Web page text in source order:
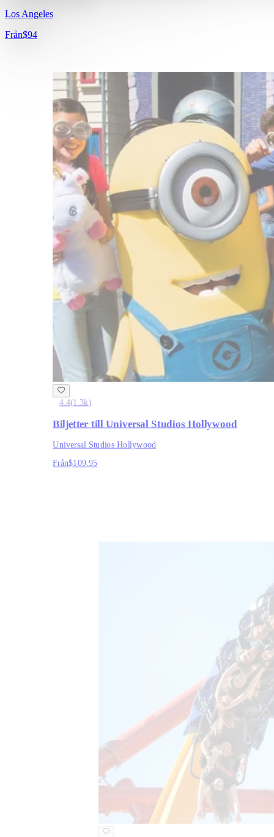
Los Angeles
Från$94
4.4(1.3k)
Biljetter till Universal Studios Hollywood
Universal Studios Hollywood
Från$109.95